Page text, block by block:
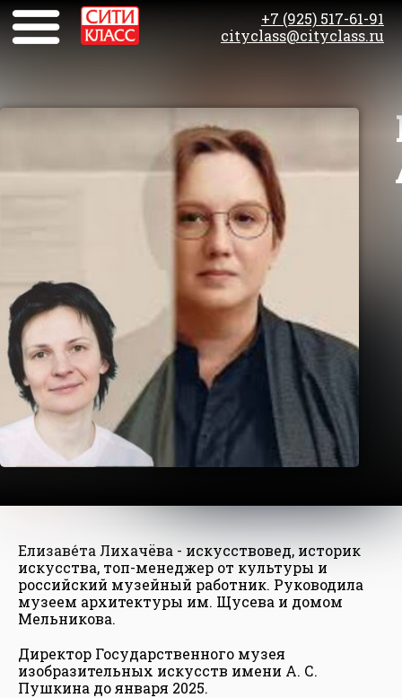
+7 (925) 517-61-91
cityclass@cityclass.ru
Елизаве́та Лихачёва - искусствовед, историк
искусства, топ-менеджер от культуры и
российский музейный работник. Руководила
музеем архитектуры им. Щусева и домом
Мельникова.
Директор Государственного музея
изобразительных искусств имени А. С.
Пушкина до января 2025.